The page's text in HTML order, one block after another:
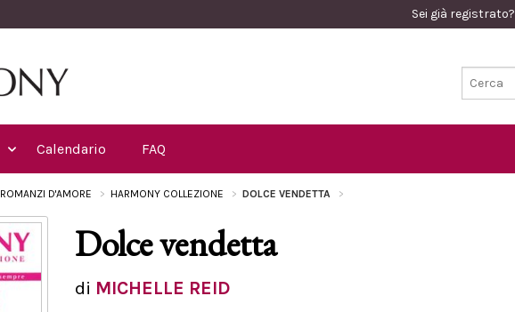
Sei già registrato?
Calendario FAQ
ROMANZI D'AMORE HARMONY COLLEZIONE DOLCE VENDETTA
Dolce vendetta
di MICHELLE REID